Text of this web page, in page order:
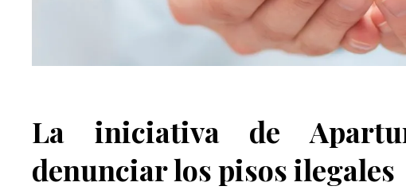
La iniciativa de
denunciar los pisos ilegales